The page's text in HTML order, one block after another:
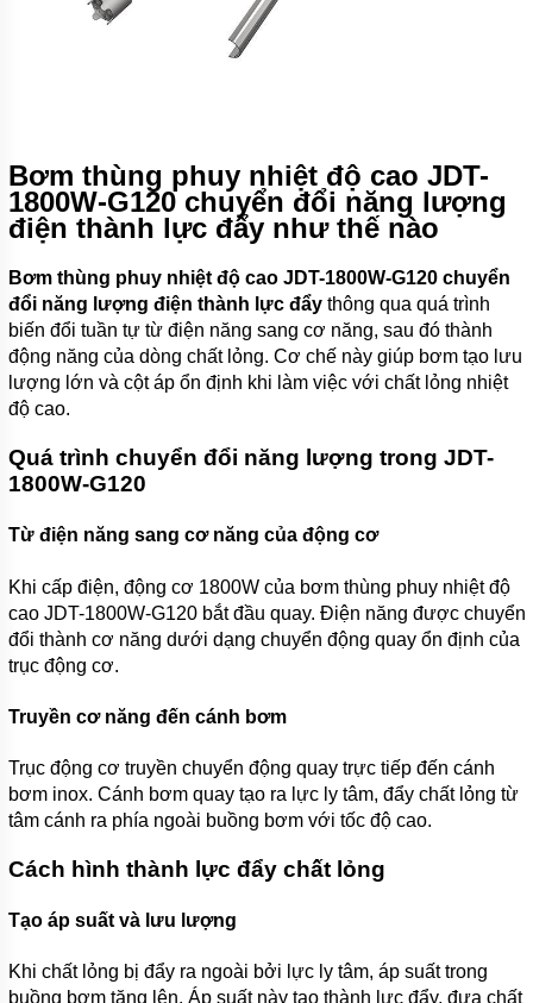
Bơm thùng phuy nhiệt độ cao JDT-
1800W-G120 chuyển đổi năng lượng
điện thành lực đẩy như thế nào
Bơm thùng phuy nhiệt độ cao JDT-1800W-G120 chuyển
đổi năng lượng điện thành lực đẩy thông qua quá trình
biến đổi tuần tự từ điện năng sang cơ năng, sau đó thành
động năng của dòng chất lỏng. Cơ chế này giúp bơm tạo lưu
lượng lớn và cột áp ổn định khi làm việc với chất lỏng nhiệt
độ cao.
Quá trình chuyển đổi năng lượng trong JDT-
1800W-G120
Từ điện năng sang cơ năng của động cơ
Khi cấp điện, động cơ 1800W của bơm thùng phuy nhiệt độ
cao JDT-1800W-G120 bắt đầu quay. Điện năng được chuyển
đổi thành cơ năng dưới dạng chuyển động quay ổn định của
trục động cơ.
Truyền cơ năng đến cánh bơm
Trục động cơ truyền chuyển động quay trực tiếp đến cánh
bơm inox. Cánh bơm quay tạo ra lực ly tâm, đẩy chất lỏng từ
tâm cánh ra phía ngoài buồng bơm với tốc độ cao.
Cách hình thành lực đẩy chất lỏng
Tạo áp suất và lưu lượng
Khi chất lỏng bị đẩy ra ngoài bởi lực ly tâm, áp suất trong
buồng bơm tăng lên. Áp suất này tạo thành lực đẩy, đưa chất